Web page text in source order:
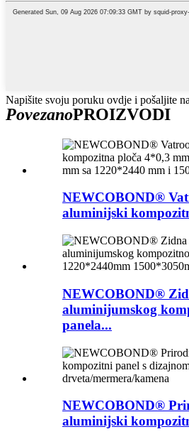
Napišite svoju poruku ovdje i pošaljite
PovezanoPROIZVODI
NEWCOBOND®
aluminijski
NEWCOBOND®
aluminijumskog
panela...
NEWCOBOND®
aluminijski